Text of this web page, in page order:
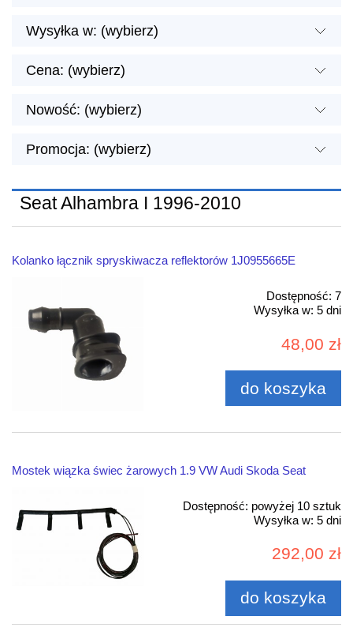
Wysyłka w: (wybierz)
Cena: (wybierz)
Nowość: (wybierz)
Promocja: (wybierz)
Seat Alhambra I 1996-2010
Kolanko łącznik spryskiwacza reflektorów 1J0955665E
Dostępność: 7
Wysyłka w: 5 dni
48,00 zł
do koszyka
Mostek wiązka świec żarowych 1.9 VW Audi Skoda Seat
Dostępność: powyżej 10 sztuk
Wysyłka w: 5 dni
292,00 zł
do koszyka